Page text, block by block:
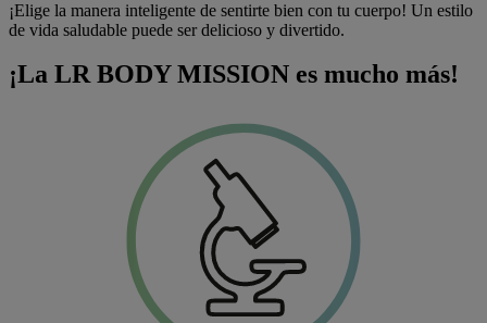
¡Elige la manera inteligente de sentirte bien con tu cuerpo! Un estilo
de vida saludable puede ser delicioso y divertido.
¡La LR BODY MISSION es mucho más!